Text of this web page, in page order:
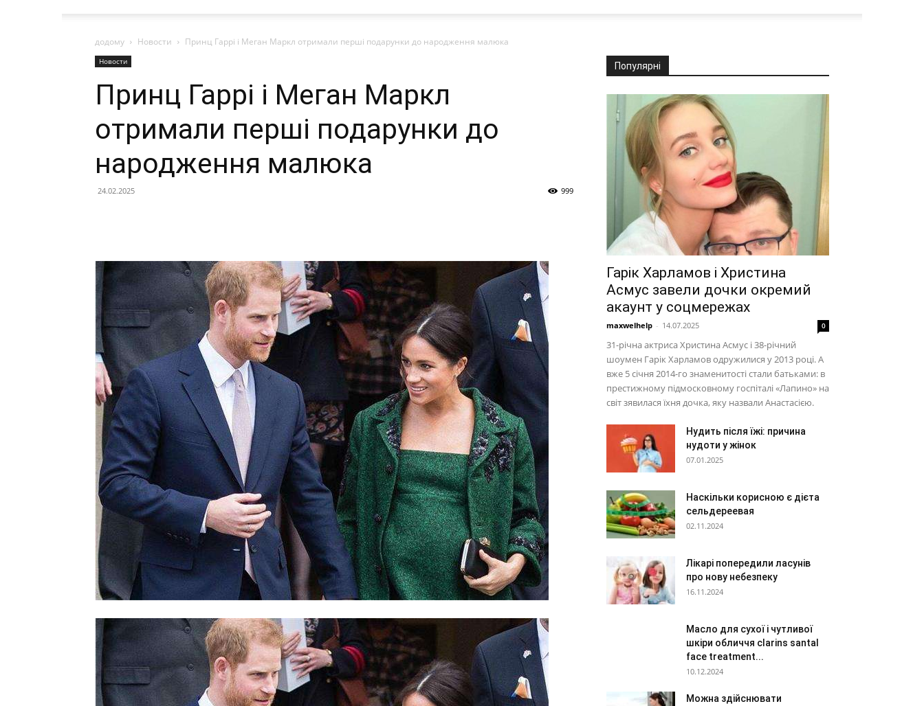
додому Новости Принц Гаррі і Меган Маркл отримали перші подарунки до народження малюка
Новости
Принц Гаррі і Меган Маркл
отримали перші подарунки до
народження малюка
24.02.2025 999
Популярні
Гарік Харламов і Христина
Асмус завели дочки окремий
акаунт у соцмережах
maxwelhelp - 14.07.2025 0
31-річна актриса Христина Асмус і 38-річний
шоумен Гарік Харламов одружилися у 2013 році. А
вже 5 січня 2014-го знаменитості стали батьками: в
престижному підмосковному госпіталі «Лапино» на
світ зявилася їхня дочка, яку назвали Анастасією.
Нудить після їжі: причина
нудоти у жінок
07.01.2025
Наскільки корисною є дієта
сельдереевая
02.11.2024
Лікарі попередили ласунів
про нову небезпеку
16.11.2024
Масло для сухої і чутливої
шкіри обличчя clarins santal
face treatment...
10.12.2024
Можна здійснювати